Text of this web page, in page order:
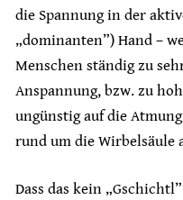
die Spannung in der
„dominanten”) Hand –
Menschen ständig zu
Anspannung, bzw. zu
ungünstig auf die
rund um die Wirbelsäule
Dass das kein